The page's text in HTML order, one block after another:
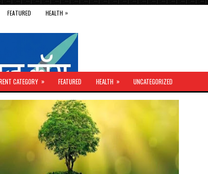
FEATURED HEALTH »
CATEGORY » FEATURED HEALTH » UNCATEGORIZED